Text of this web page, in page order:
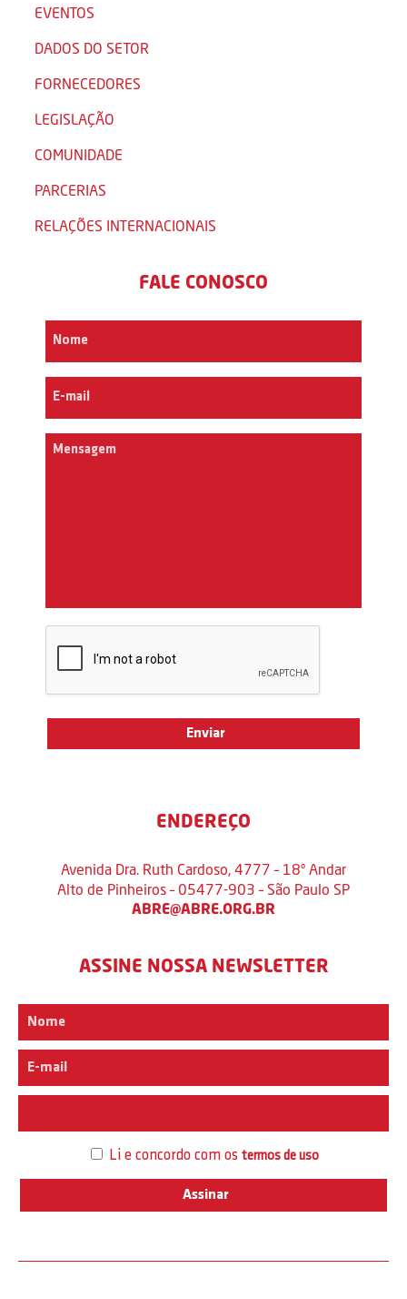
EVENTOS
DADOS DO SETOR
FORNECEDORES
LEGISLAÇÃO
COMUNIDADE
PARCERIAS
RELAÇÕES INTERNACIONAIS
FALE CONOSCO
ENDEREÇO
Avenida Dra. Ruth Cardoso, 4777 – 18º Andar
Alto de Pinheiros – 05477-903 – São Paulo SP
ABRE@ABRE.ORG.BR
ASSINE NOSSA NEWSLETTER
Li e concordo com os termos de uso